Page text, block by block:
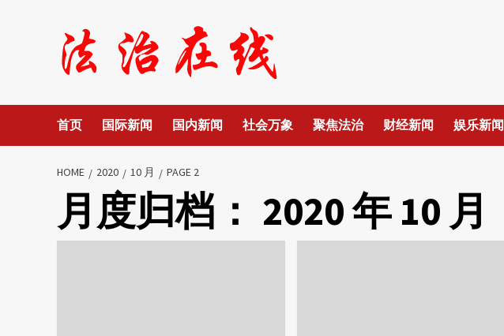
首页 国际新闻 国内新闻 社会万象 聚焦法治 财经新闻 娱乐新闻
HOME 2020 10 月 PAGE 2
月度归档： 2020 年 10 月